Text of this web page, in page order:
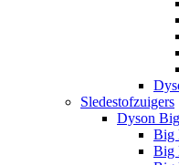
Sledestofzuigers
Dyson
Big
Big